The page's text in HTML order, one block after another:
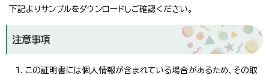
下記よりサンプルをダウンロードしご確認ください。
注意事項
この証明書には個人情報が含まれている場合があるため、その取